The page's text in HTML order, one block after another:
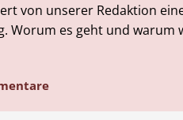
von unserer Redaktion
Worum es geht und warum